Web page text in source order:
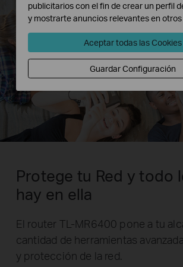
Protege tu Red y todo
hay en ella
El router TL-MR6400 pone a tu
cantidad de herramientas
y protección de la red.
publicitarios con el fin de crear un perfil
y mostrarte anuncios relevantes en otros
Aceptar todas las Cookies
Guardar Configuración